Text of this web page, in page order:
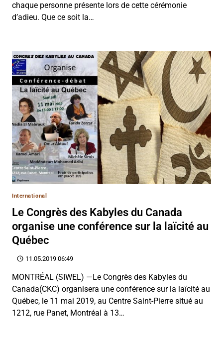
chaque personne présente lors de cette cérémonie
d’adieu. Que ce soit la…
International
Le Congrès des Kabyles du Canada
organise une conférence sur la laïcité au
Québec
11.05.2019 06:49
MONTRÉAL (SIWEL) —Le Congrès des Kabyles du
Canada(CKC) organisera une conférence sur la laïcité au
Québec, le 11 mai 2019, au Centre Saint-Pierre situé au
1212, rue Panet, Montréal à 13…